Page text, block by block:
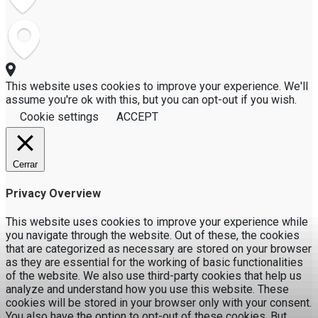
This website uses cookies to improve your experience. We'll
assume you're ok with this, but you can opt-out if you wish.
Cookie settings
ACCEPT
Cerrar
Privacy Overview
This website uses cookies to improve your experience while
you navigate through the website. Out of these, the cookies
that are categorized as necessary are stored on your browser
as they are essential for the working of basic functionalities
of the website. We also use third-party cookies that help us
analyze and understand how you use this website. These
cookies will be stored in your browser only with your consent.